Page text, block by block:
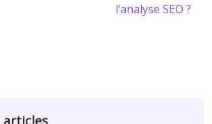
l’analyse SEO ?